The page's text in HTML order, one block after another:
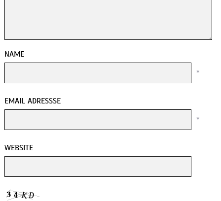
NAME
*
EMAIL ADRESSSE
*
WEBSITE